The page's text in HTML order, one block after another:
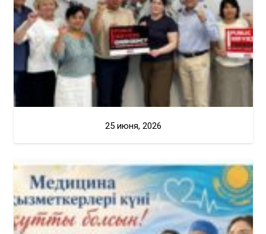
25 июня, 2026